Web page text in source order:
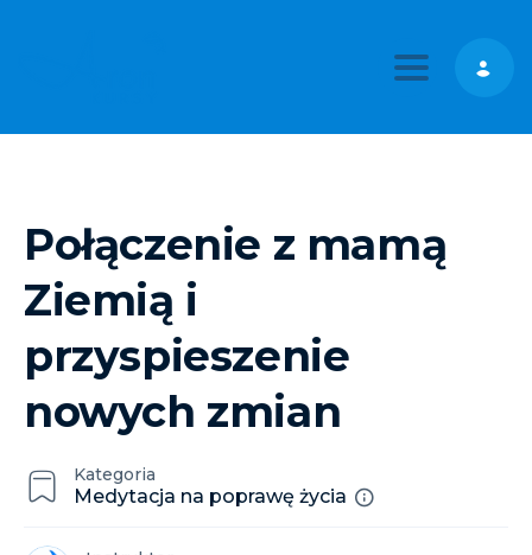
Toggle
Kategoria
Medytacja na poprawę życia
Połączenie z mamą
Ziemią i
przyspieszenie
nowych zmian